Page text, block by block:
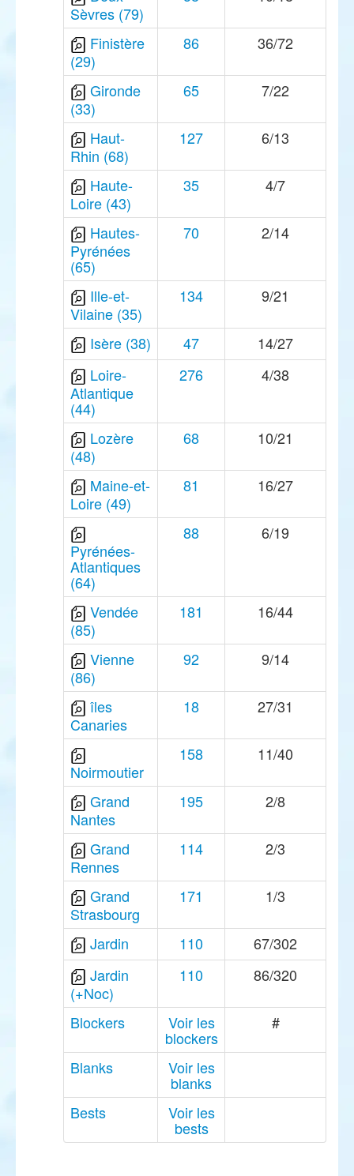
Sèvres (79)
Finistère
(29)
86 36/72
Gironde
(33)
65 7/22
Haut-
Rhin (68)
127 6/13
Haute-
Loire (43)
35 4/7
Hautes-
Pyrénées
(65)
70 2/14
Ille-et-
Vilaine (35)
134 9/21
Isère (38) 47
14/27
Loire-
Atlantique
(44)
276 4/38
Lozère
(48)
68 10/21
Maine-et-
Loire (49)
81 16/27
Pyrénées-
Atlantiques
(64)
88 6/19
Vendée
(85)
181 16/44
Vienne
(86)
92 9/14
îles
Canaries
18 27/31
Noirmoutier
158 11/40
Grand
Nantes
195 2/8
Grand
Rennes
114 2/3
Grand
Strasbourg
171 1/3
Jardin 110
67/302
Jardin
(+Noc)
110 86/320
Blockers Voir les
blockers
#
Blanks Voir les
blanks
Bests
Voir les
bests